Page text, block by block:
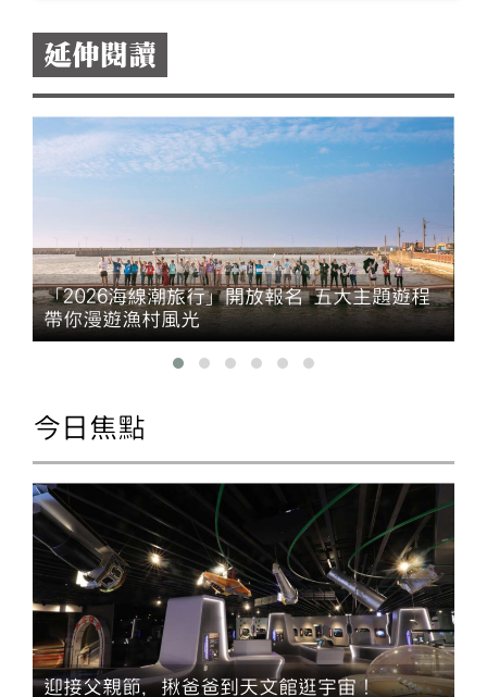
延伸閱讀
「2026海線潮旅行」開放報名 五大主題遊程
帶你漫遊漁村風光
今日焦點
迎接父親節，揪爸爸到天文館逛宇宙！